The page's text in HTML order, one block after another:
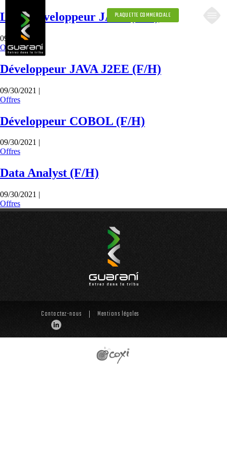
PLAQUETTE COMMERCIALE
Lead Développeur JAVA (F/H)
09/30/2021 |
Offres
Développeur JAVA J2EE (F/H)
09/30/2021 |
Offres
Développeur COBOL (F/H)
09/30/2021 |
Offres
Data Analyst (F/H)
09/30/2021 |
Offres
Contactez-nous Mentions légales